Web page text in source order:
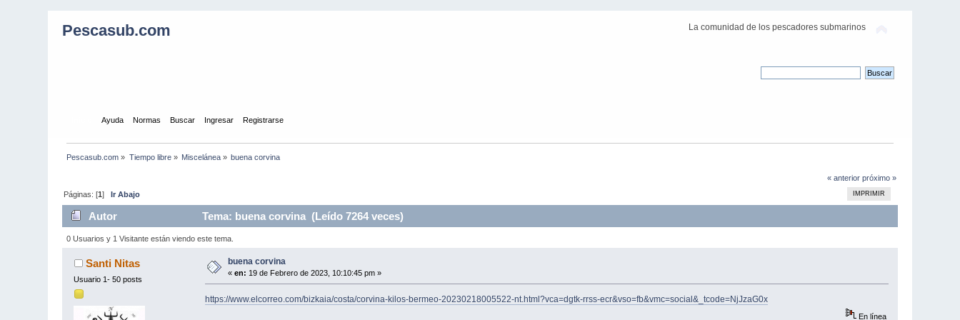
Pescasub.com La comunidad de los pescadores submarinos
Ayuda Normas Buscar Ingresar Registrarse
Pescasub.com » Tiempo libre» Miscelánea » buena corvina
« anterior próximo »
IMPRIMIR
Páginas: [1]Ir Abajo
Autor Tema: buena corvina (Leído 7264 veces)
0 Usuarios y 1 Visitante están viendo este tema.
Santi Nitas
Usuario 1- 50 posts
buena corvina
«en: 19 de Febrero de 2023, 10:10:45 pm »
https://www.elcorreo.com/bizkaia/costa/corvina-kilos-bermeo-20230218005522-nt.html?vca=dgtk-rrss-ecr&vso=fb&vmc=social&_tcode=NjJzaG0x
En línea